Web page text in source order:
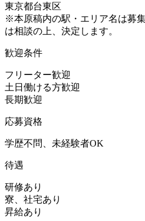
東京都台東区
※本原稿内の駅・エリア名は募
は相談の上、決定します。
歓迎条件
フリーター歓迎
土日働ける方歓迎
長期歓迎
応募資格
学歴不問、未経験者OK
待遇
研修あり
寮、社宅あり
昇給あり